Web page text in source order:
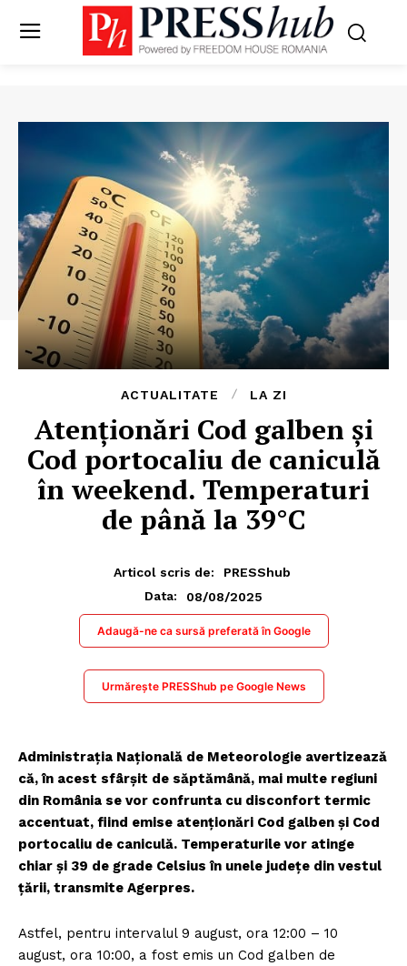
ACTUALITATE LA ZI
Atenționări Cod galben şi
Cod portocaliu de caniculă
în weekend. Temperaturi
de până la 39°C
Articol scris de:
PRESShub
Data:
08/08/2025
Adaugă-ne ca sursă preferată în Google
Urmărește PRESShub pe Google News
Administrația Națională de Meteorologie avertizează
că, în acest sfârșit de săptămână, mai multe regiuni
din România se vor confrunta cu disconfort termic
accentuat, fiind emise atenționări Cod galben şi Cod
portocaliu de caniculă. Temperaturile vor atinge
chiar și 39 de grade Celsius în unele județe din vestul
țării, transmite Agerpres.
Astfel, pentru intervalul 9 august, ora 12:00 – 10
august, ora 10:00, a fost emis un Cod galben de